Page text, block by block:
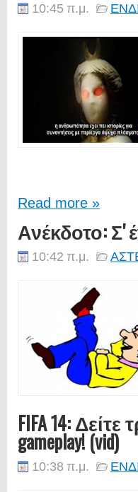
10:45 π.μ.
Read more »
Ανέκδοτο: Σ'
10:42 π.μ.
FIFA 14:
gameplay! (vid)
10:38 π.μ.